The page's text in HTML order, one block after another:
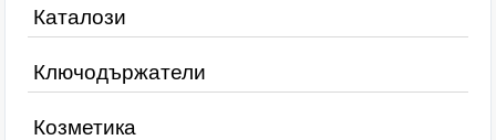
Каталози
Ключодържатели
Козметика